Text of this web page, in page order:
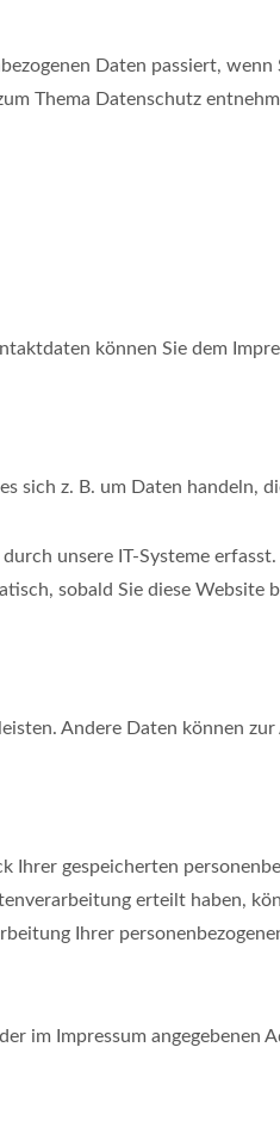
Daten passiert,
Thema Datenschutz
können Sie dem
sich z. B. um Daten handeln,
unsere IT-Systeme
sobald Sie diese Website
Andere Daten können
gespeicherten
erteilt haben,
Ihrer
im Impressum angegebenen